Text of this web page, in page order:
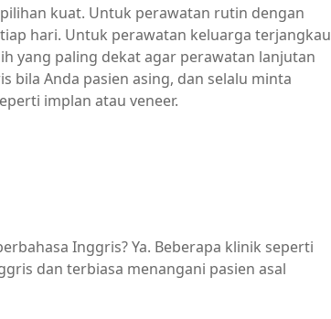
kuat. Untuk perawatan rutin dengan
hari. Untuk perawatan keluarga terjangkau
yang paling dekat agar perawatan lanjutan
bila Anda pasien asing, dan selalu minta
implan atau veneer.
Inggris? Ya. Beberapa klinik seperti
dan terbiasa menangani pasien asal